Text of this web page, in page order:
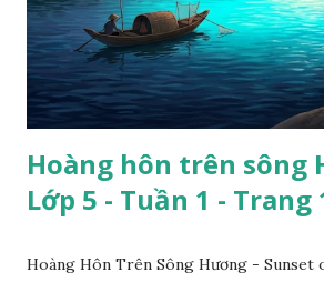
Hoàng hôn trên sông
Lớp 5 - Tuần 1 - Trang
Hoàng Hôn Trên Sông Hương - Sunset